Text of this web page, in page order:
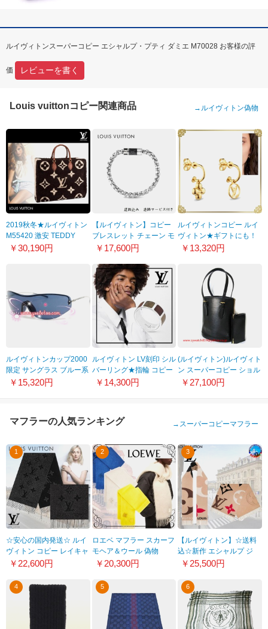
ルイヴィトンスーパーコピー エシャルプ・プティ ダミエ M70028 お客様の評
価 レビューを書く
Louis vuittonコピー関連商品 → ルイヴィトン偽物
2019秋冬★ルイヴィトン
M55420 激安 TEDDY
ONTHEGO テディ ジャイ
￥30,190円
【ルイヴィトン】コピー
ブレスレット チェーン モ
ノグラム エクリプス 追跡
￥17,600円
ルイヴィトンコピー ルイ
ヴィトン★ギフトにも！
チャームが揺れるピアス
￥13,320円
ルイヴィトンカップ2000
限定 サングラス ブルー系
×シルバー M8059
￥15,320円
ルイヴィトン LV刻印 シル
バーリング★指輪 コピー
M0089M
￥14,300円
(ルイヴィトン)ルイヴィト
ン スーパーコピー ショル
ダーバッグエピプチバケ
￥27,100円
マフラーの人気ランキング → スーパーコピーマフラー
1
☆安心の国内発送☆ ルイ
ヴィトン コピー レイキャ
ビック スパークル カシミ
￥22,600円
2
ロエベ マフラー スカーフ
モヘア＆ウール 偽物
F540257X02
￥20,300円
3
【ルイヴィトン】☆送料
込☆新作 エシャルプ ジ
アルティメット M76382
￥25,500円
4 5 6